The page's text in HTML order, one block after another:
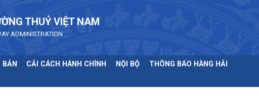
THUỶ VIỆT NAM
ADMINISTRATION
BẢN CẢI CÁCH HÀNH CHÍNH NỘI BỘ
THÔNG BÁO HÀNG HẢI